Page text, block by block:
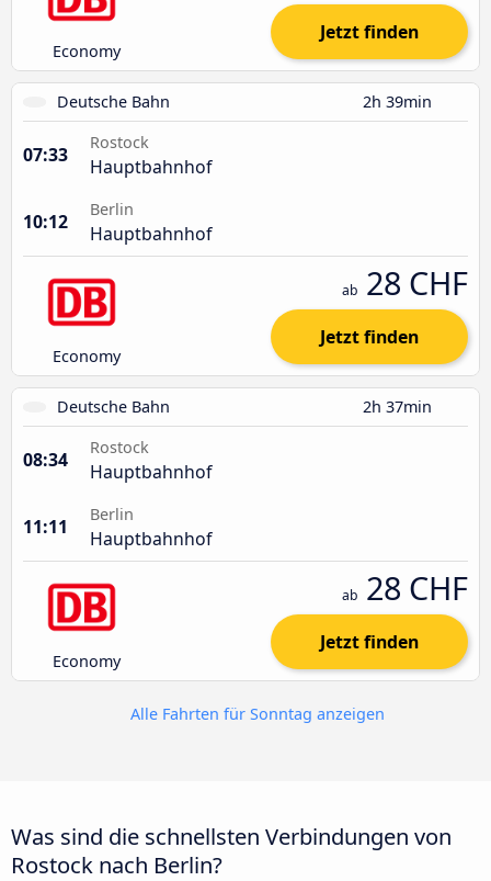
Economy
Jetzt finden
Deutsche Bahn 2h 39min
07:33
Rostock
Hauptbahnhof
10:12
Berlin
Hauptbahnhof
Economy
ab 28 CHF
Jetzt finden
Deutsche Bahn 2h 37min
08:34
Rostock
Hauptbahnhof
11:11
Berlin
Hauptbahnhof
Economy
ab 28 CHF
Jetzt finden
Alle Fahrten für Sonntag anzeigen
Was sind die schnellsten Verbindungen von
Rostock nach Berlin?